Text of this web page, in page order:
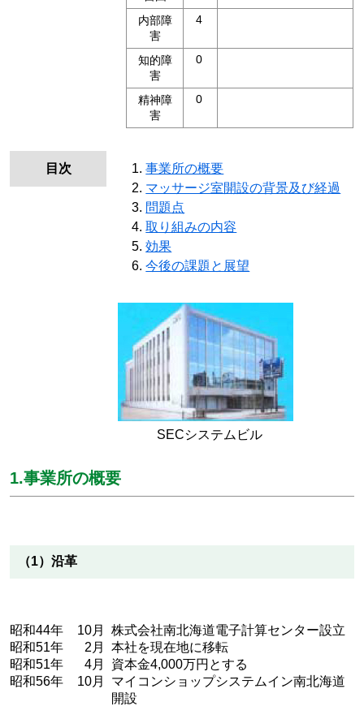
内部障
害
4
知的障
害
0
精神障
害
0
目次
事業所の概要
マッサージ室開設の背景及び経過
問題点
取り組みの内容
効果
今後の課題と展望
SECシステムビル
1.事業所の概要
（1）沿革
昭和44年 10月 株式会社南北海道電子計算センター設立
昭和51年
2月 本社を現在地に移転
昭和51年
4月 資本金4,000万円とする
昭和56年
10月 マイコンショップシステムイン南北海道
開設